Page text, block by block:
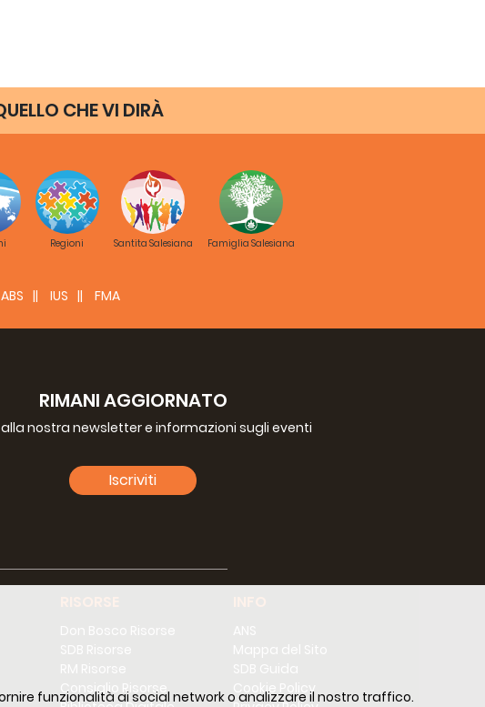
funzionalità ai social network o analizzare il nostro traffico.
CHE VI DIRÀ
Regioni Santita Salesiana Famiglia Salesiana
ABS IUS FMA
RIMANI AGGIORNATO
nostra newsletter e informazioni sugli eventi
Iscriviti
Consiglio Risorse
Cookie Policy